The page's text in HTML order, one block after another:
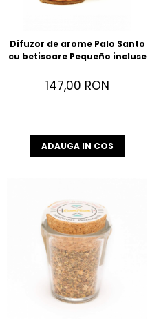
Difuzor de arome Palo Santo
cu betisoare Pequeño incluse
147,00 RON
ADAUGA IN COS